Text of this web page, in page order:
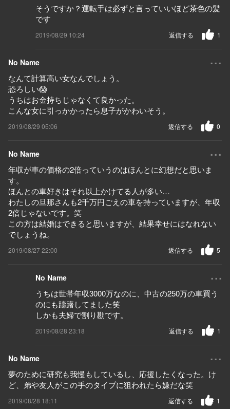
そうですか？運転手は必ずと言っていいほど茶色の髪
です
2019/08/29 10:24 1
返信する
No Name ...
なんて計算高い女なんでしょう。
恐ろしい😱
うちはお金持ちじゃなくて良かった。
こんな女に引っかかったら息子がかわいそう。
2019/08/29 05:06 0
返信する
No Name ...
年収が車の価格の2倍っていうのはほんとに幻想だと思いま
す。
ほんとの車好きはそれ以上かけてる人が多い…
わたしの旦那さんも2千万円ごえの車を持っていますが、年収
2倍じゃないです。笑
この方は結婚はできると思いますが、結果幸せにはなれない
でしょうね。
2019/08/27 22:00 5
返信する
No Name ...
うちは世帯年収3000万なのに、中古の250万の車買う
のにも躊躇してました笑
しかも夫婦で割り勘です。
2019/08/28 23:18 1
返信する
No Name ...
夢のために研究も我慢もしているし、応援したくなった。け
ど、弟や友人がこの手のタイプに狙われたら嫌だな笑
2019/08/28 18:11 1
返信する